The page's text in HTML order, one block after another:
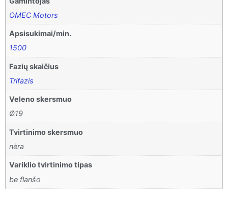
OMEC Motors
Apsisukimai/min.
1500
Fazių skaičius
Trifazis
Veleno skersmuo
Ø19
Tvirtinimo skersmuo
nėra
Variklio tvirtinimo tipas
be flanšo